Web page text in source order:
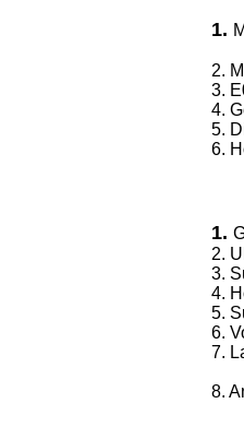
1.
2.
3.
4.
5.
6.
1.
2.
3.
4.
5.
6.
7.
8.